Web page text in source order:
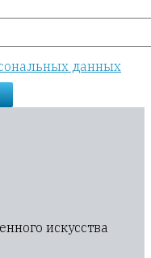
данных
искусства